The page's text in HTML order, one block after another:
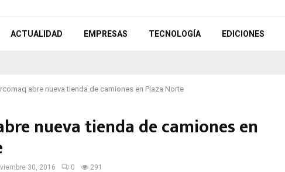
ACTUALIDAD EMPRESAS TECNOLOGÍA EDICIONES
abre nueva tienda de camiones en Plaza Norte
nueva tienda de camiones en
30, 2016 0 291